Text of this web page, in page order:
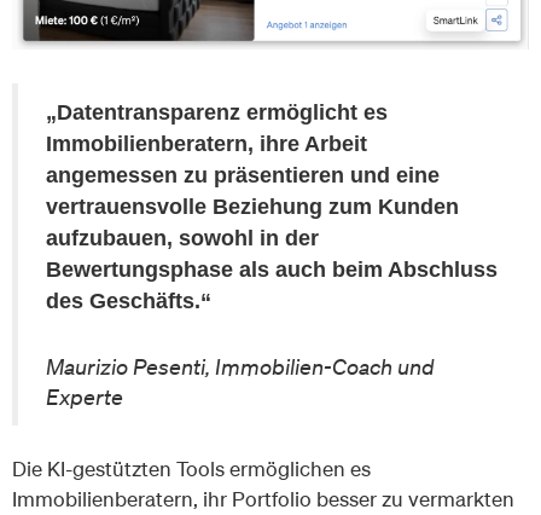
„Datentransparenz ermöglicht es
Immobilienberatern, ihre Arbeit
angemessen zu präsentieren und eine
vertrauensvolle Beziehung zum Kunden
aufzubauen, sowohl in der
Bewertungsphase als auch beim Abschluss
des Geschäfts.“
Maurizio Pesenti, Immobilien-Coach und
Experte
Die KI-gestützten Tools ermöglichen es
Immobilienberatern, ihr Portfolio besser zu vermarkten